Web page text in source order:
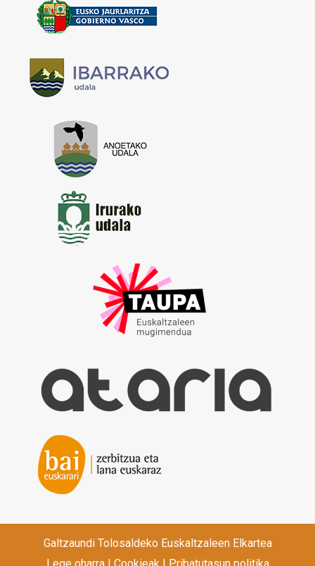
Galtzaundi Tolosaldeko Euskaltzaleen Elkartea